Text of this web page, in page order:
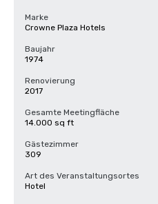
Marke
Crowne Plaza Hotels
Baujahr
1974
Renovierung
2017
Gesamte Meetingfläche
14.000 sq ft
Gästezimmer
309
Art des Veranstaltungsortes
Hotel